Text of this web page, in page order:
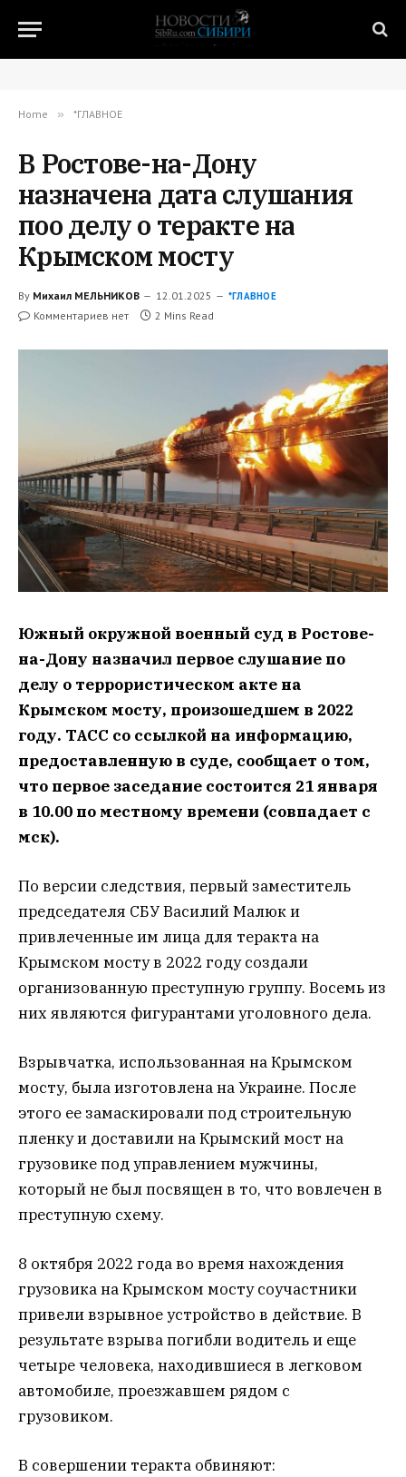
Home » *ГЛАВНОЕ
В Ростове-на-Дону
назначена дата слушания
поо делу о теракте на
Крымском мосту
By Михаил МЕЛЬНИКОВ 12.01.2025 *ГЛАВНОЕ
Комментариев нет 2 Mins Read
Южный окружной военный суд в Ростове-
на-Дону назначил первое слушание по
делу о террористическом акте на
Крымском мосту, произошедшем в 2022
году. ТАСС со ссылкой на информацию,
предоставленную в суде, сообщает о том,
что первое заседание состоится 21 января
в 10.00 по местному времени (совпадает с
мск).
По версии следствия, первый заместитель
председателя СБУ Василий Малюк и
привлеченные им лица для теракта на
Крымском мосту в 2022 году создали
организованную преступную группу. Восемь из
них являются фигурантами уголовного дела.
Взрывчатка, использованная на Крымском
мосту, была изготовлена на Украине. После
этого ее замаскировали под строительную
пленку и доставили на Крымский мост на
грузовике под управлением мужчины,
который не был посвящен в то, что вовлечен в
преступную схему.
8 октября 2022 года во время нахождения
грузовика на Крымском мосту соучастники
привели взрывное устройство в действие. В
результате взрыва погибли водитель и еще
четыре человека, находившиеся в легковом
автомобиле, проезжавшем рядом с
грузовиком.
В совершении теракта обвиняют: